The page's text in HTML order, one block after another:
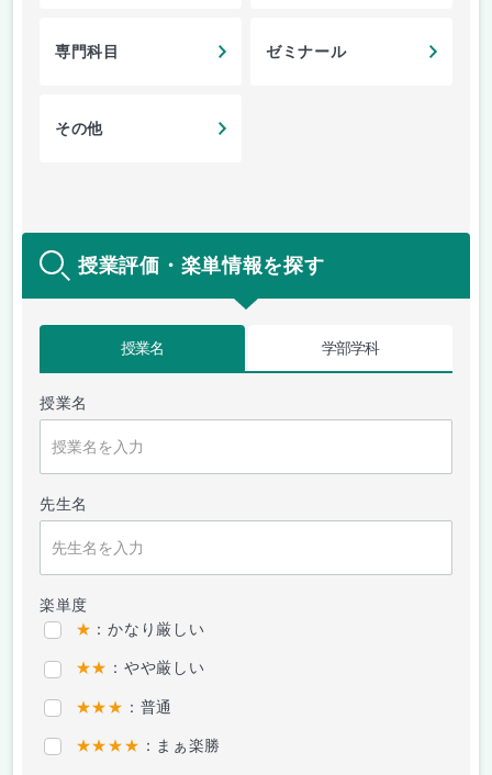
専門科目 ゼミナール
その他
授業評価・楽単情報を探す
授業名 学部学科
授業名
先生名
楽単度
★ ：かなり厳しい
★★ ：やや厳しい
★★★ ：普通
★★★★ ：まぁ楽勝